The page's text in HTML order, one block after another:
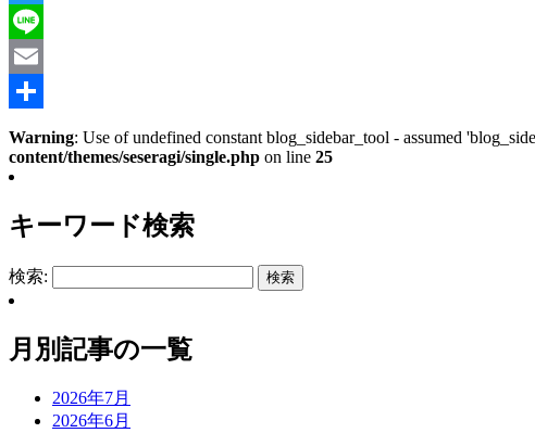
Twitter
Line
Email
有
Warning: Use of undefined constant blog_sidebar_tool - assumed
content/themes/seseragi/single.php on line 25
キーワード検索
検索:
月別記事の一覧
2026年7月
2026年6月